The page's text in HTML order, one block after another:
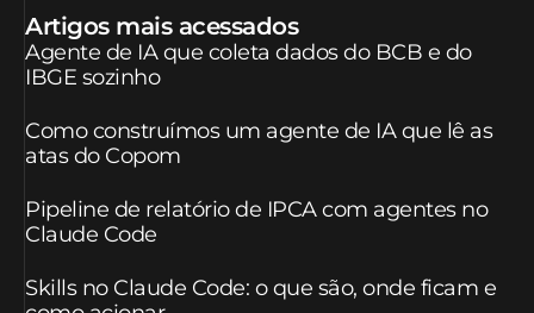
Artigos mais acessados
Agente de IA que coleta dados do BCB e do
IBGE sozinho
Como construímos um agente de IA que lê as
atas do Copom
Pipeline de relatório de IPCA com agentes no
Claude Code
Skills no Claude Code: o que são, onde ficam e